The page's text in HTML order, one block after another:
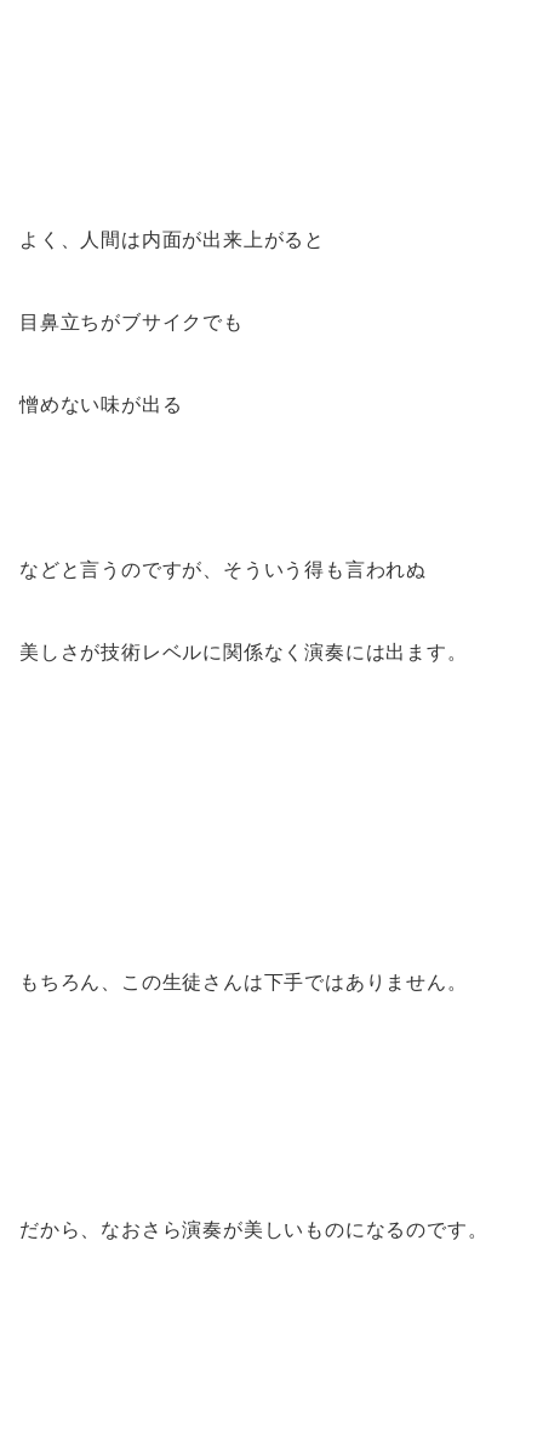
よく、人間は内面が出来上がると
目鼻立ちがブサイクでも
憎めない味が出る
などと言うのですが、そういう得も言われぬ
美しさが技術レベルに関係なく演奏には出ます。
もちろん、この生徒さんは下手ではありません。
だから、なおさら演奏が美しいものになるのです。